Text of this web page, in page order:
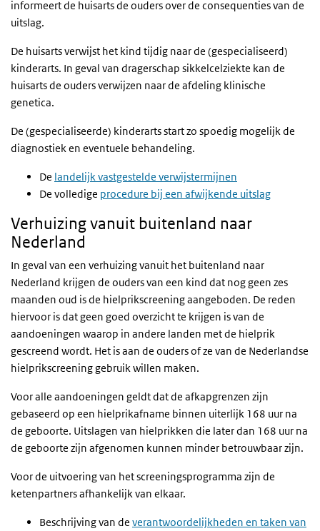
informeert de huisarts de ouders over de consequenties van de
uitslag.
De huisarts verwijst het kind tijdig naar de (gespecialiseerd)
kinderarts. In geval van dragerschap sikkelcelziekte kan de
huisarts de ouders verwijzen naar de afdeling klinische
genetica.
De (gespecialiseerde) kinderarts start zo spoedig mogelijk de
diagnostiek en eventuele behandeling.
De landelijk vastgestelde verwijstermijnen
De volledige procedure bij een afwijkende uitslag
Verhuizing vanuit buitenland naar
Nederland
In geval van een verhuizing vanuit het buitenland naar
Nederland krijgen de ouders van een kind dat nog geen zes
maanden oud is de hielprikscreening aangeboden. De reden
hiervoor is dat geen goed overzicht te krijgen is van de
aandoeningen waarop in andere landen met de hielprik
gescreend wordt. Het is aan de ouders of ze van de Nederlandse
hielprikscreening gebruik willen maken.
Voor alle aandoeningen geldt dat de afkapgrenzen zijn
gebaseerd op een hielprikafname binnen uiterlijk 168 uur na
de geboorte. Uitslagen van hielprikken die later dan 168 uur na
de geboorte zijn afgenomen kunnen minder betrouwbaar zijn.
Voor de uitvoering van het screeningsprogramma zijn de
ketenpartners afhankelijk van elkaar.
Beschrijving van de verantwoordelijkheden en taken van